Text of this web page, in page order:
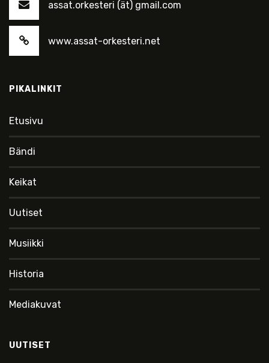
assat.orkesteri (ät) gmail.com
www.assat-orkesteri.net
PIKALINKIT
Etusivu
Bändi
Keikat
Uutiset
Musiikki
Historia
Mediakuvat
UUTISET